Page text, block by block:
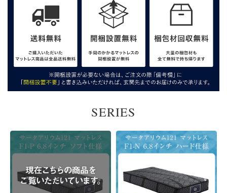
SERIES